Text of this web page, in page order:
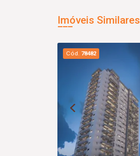
Imóveis Similares
Cód. 78482